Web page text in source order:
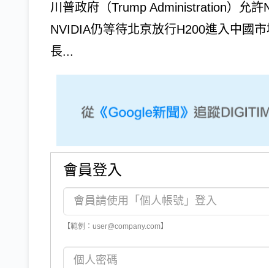
川普政府（Trump Administration）允
NVIDIA仍等待北京放行H200進入中國
長...
會員登入
【範例：user@company.com】